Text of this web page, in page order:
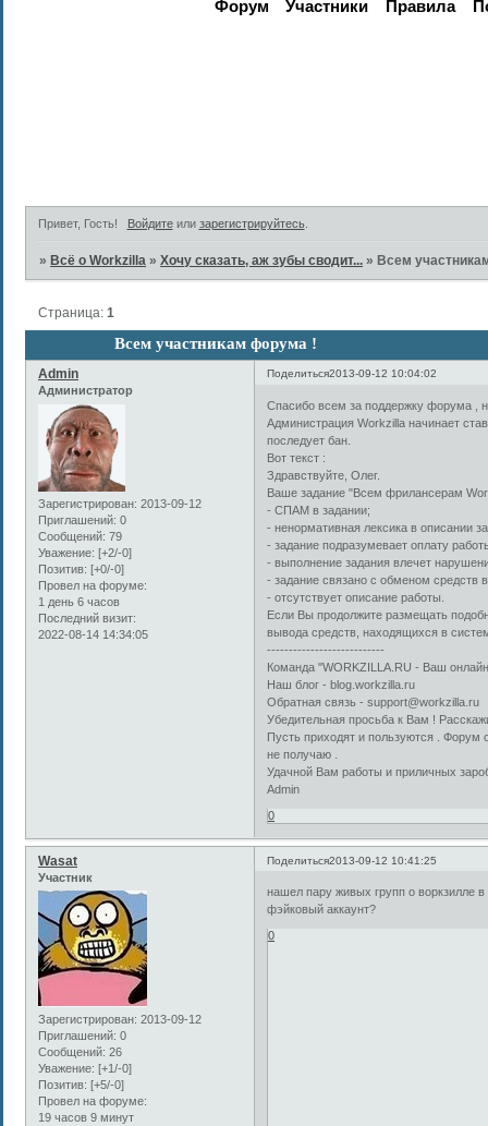
Форум Участники Правила
Привет, Гость! Войдитеили зарегистрируйтесь.
» Всё о Workzilla »Хочу сказать, аж зубы сводит... » Всем
Всем участникам форума !
Страница:1
Поделиться2013-09-12 10:04:02
Admin
Администратор
Зарегистрирован: 2013-09-12
Приглашений: 0
Сообщений: 79
Уважение: [+2/-0]
Позитив: [+0/-0]
Провел на форуме:
1 день 6 часов
Последний визит:
2022-08-14 14:34:05
Спасибо всем за поддержку форума ,
Администрация Workzilla начинает
последует бан.
Вот текст :
Здравствуйте, Олег.
Ваше задание "Всем фрилансерам
- СПАМ в задании;
- ненормативная лексика в описании
- задание подразумевает оплату
- выполнение задания влечет
- задание связано с обменом средств
- отсутствует описание работы.
Если Вы продолжите размещать
вывода средств, находящихся в
---------------------------
Команда "WORKZILLA.RU - Ваш
Наш блог - blog.workzilla.ru
Обратная связь - support@workzilla.ru
Убедительная просьба к Вам !
Пусть приходят и пользуются . Форум
не получаю .
Удачной Вам работы и приличных
Admin
0
Поделиться2013-09-12 10:41:25
Wasat
Участник
Зарегистрирован: 2013-09-12
Приглашений: 0
Сообщений: 26
Уважение: [+1/-0]
Позитив: [+5/-0]
Провел на форуме:
19 часов 9 минут
нашел пару живых групп о воркзилле
фэйковый аккаунт?
0